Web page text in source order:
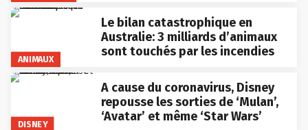
ANIMAUX
Le bilan catastrophique en
Australie: 3 milliards d’animaux
sont touchés par les incendies
DISNEY
A cause du coronavirus, Disney
repousse les sorties de ‘Mulan’,
‘Avatar’ et même ‘Star Wars’